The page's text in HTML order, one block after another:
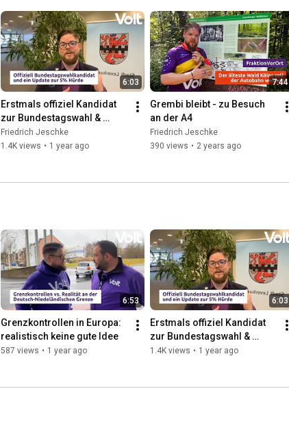
6:03
Erstmals offiziel Kandidat
zur Bundestagswahl &
Update 5% Hürde
Friedrich Jeschke
1.4K views • 1 year ago
7:44
Grembi bleibt - zu Besuch
an der A4
Friedrich Jeschke
390 views • 2 years ago
6:53
Grenzkontrollen in Europa:
realistisch keine gute Idee
587 views • 1 year ago
6:03
Erstmals offiziel Kandidat
zur Bundestagswahl &
Update 5% Hürde
1.4K views • 1 year ago